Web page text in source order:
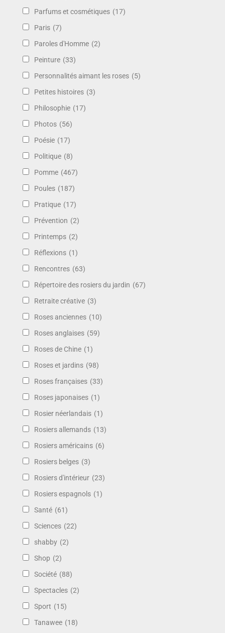
Parfums et cosmétiques (17)
Paris (7)
Paroles d'Homme (2)
Peinture (33)
Personnalités aimant les roses (5)
Petites histoires (3)
Philosophie (17)
Photos (56)
Poésie (17)
Politique (8)
Pomme (467)
Poules (187)
Pratique (17)
Prévention (2)
Printemps (2)
Réflexions (1)
Rencontres (63)
Répertoire des rosiers du jardin (67)
Retraite créative (3)
Roses anciennes (10)
Roses anglaises (59)
Roses de Chine (1)
Roses et jardins (98)
Roses françaises (33)
Roses japonaises (1)
Rosier néerlandais (1)
Rosiers allemands (13)
Rosiers américains (6)
Rosiers belges (3)
Rosiers d'intérieur (23)
Rosiers espagnols (1)
Santé (61)
Sciences (22)
shabby (2)
Shop (2)
Société (88)
Spectacles (2)
Sport (15)
Tanawee (18)